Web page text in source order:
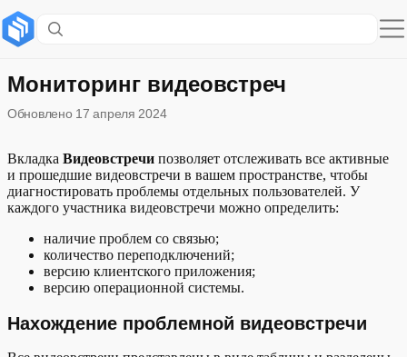
Нахождение проблемной видеовстречи
Диагностика видеовстречи
Мониторинг видеовстреч
Обновлено 17 апреля 2024
Вкладка Видеовстречи позволяет отслеживать все активные
и прошедшие видеовстречи в вашем пространстве, чтобы
диагностировать проблемы отдельных пользователей. У
каждого участника видеовстречи можно определить:
наличие проблем со связью;
количество переподключений;
версию клиентского приложения;
версию операционной системы.
Нахождение проблемной видеовстречи